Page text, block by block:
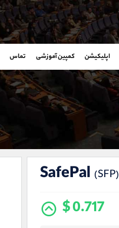
اپلیکیشن کمپین آموزشی تماس
SafePal (SFP)
$ 0.717
شروع گفتگو
@Armteam_admin_104
104
واتساپ
تلگرام